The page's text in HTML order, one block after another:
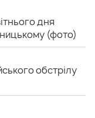
дня
(фото)
обстрілу